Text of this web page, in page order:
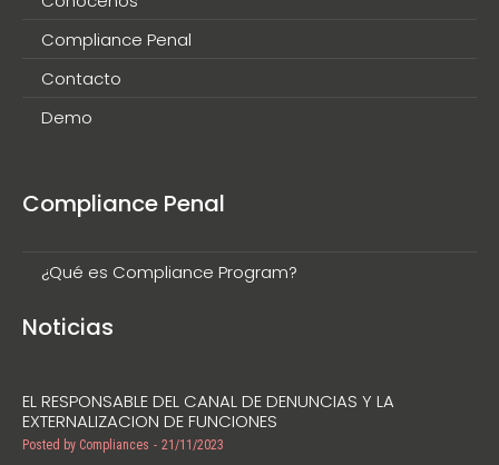
Compliance Penal
Contacto
Demo
Compliance Penal
¿Qué es Compliance Program?
Noticias
EL RESPONSABLE DEL CANAL DE DENUNCIAS Y LA
EXTERNALIZACION DE FUNCIONES
Posted by Compliances 21/11/2023